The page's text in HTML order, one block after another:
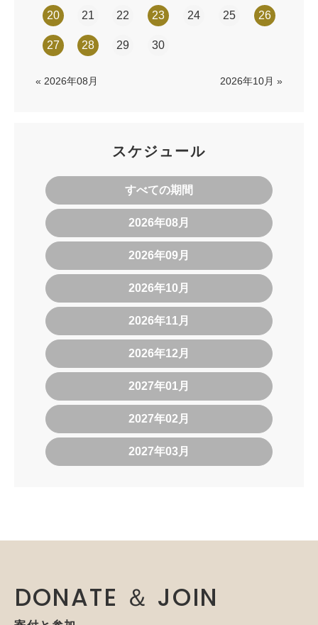
20 21 22 23 24 25 26
27 28 29 30
« 2026年08月 2026年10月 »
スケジュール
すべての期間
2026年08月
2026年09月
2026年10月
2026年11月
2026年12月
2027年01月
2027年02月
2027年03月
DONATE ＆ JOIN